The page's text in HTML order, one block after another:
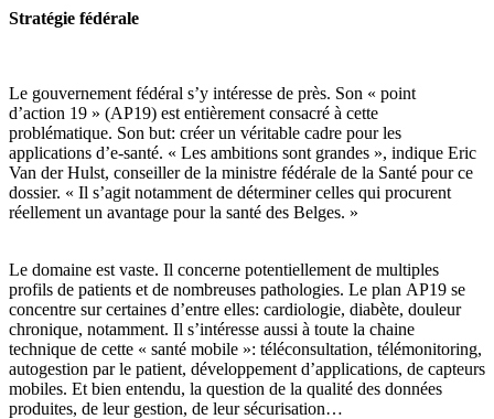
Stratégie fédérale
Le gouvernement fédéral s’y intéresse de près. Son « point
d’action 19 » (AP19) est entièrement consacré à cette
problématique. Son but: créer un véritable cadre pour les
applications d’e-santé. « Les ambitions sont grandes », indique Eric
Van der Hulst, conseiller de la ministre fédérale de la Santé pour ce
dossier. « Il s’agit notamment de déterminer celles qui procurent
réellement un avantage pour la santé des Belges. »
Le domaine est vaste. Il concerne potentiellement de multiples
profils de patients et de nombreuses pathologies. Le plan AP19 se
concentre sur certaines d’entre elles: cardiologie, diabète, douleur
chronique, notamment. Il s’intéresse aussi à toute la chaine
technique de cette « santé mobile »: téléconsultation, télémonitoring,
autogestion par le patient, développement d’applications, de capteurs
mobiles. Et bien entendu, la question de la qualité des données
produites, de leur gestion, de leur sécurisation…